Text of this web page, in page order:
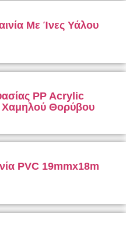
Με Ίνες Υάλου
PP Acrylic
Χαμηλού Θορύβου
PVC 19mmx18m